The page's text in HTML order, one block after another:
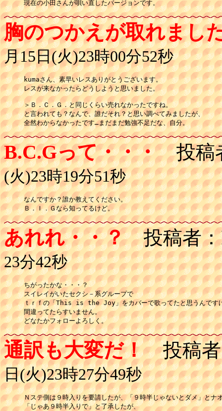
現在の小田さんが唄い直したバージョンです。
胸のつかえが取れまし
月15日(火)23時00分52秒
kumaさん、素早いレスありがとうございます。
レスが来なかったらどうしようと思いました。
＞Ｂ．Ｃ．Ｇ．と同じくらい売れなかったですね。
と言われても？なんで、誰だそれ？と思い調べてみましたが、
全然わからなかったです…まだまだ勉強不足だな、自分。
B.C.Gって・・・投稿
(火)23時19分51秒
なんですか？誰か教えてください。
Ｂ．Ｉ．Ｇなら知ってるけど。
あれれ・・？投稿者：
23分42秒
ちがったかな・・・？
スイレイがいたセクシ－系グループで
ｔｒｆの「This is the Joy」をカバーで歌ってたと思うんです
間違ってたらすいません。
どなたかフォローよろしく。
通訳も大変だ！投稿者
日(火)23時27分49秒
Ｎステ側は９時入りを要請したが、「９時半じゃないとダメ」とナ
「じゃあ９時半入りで」と了承したが、